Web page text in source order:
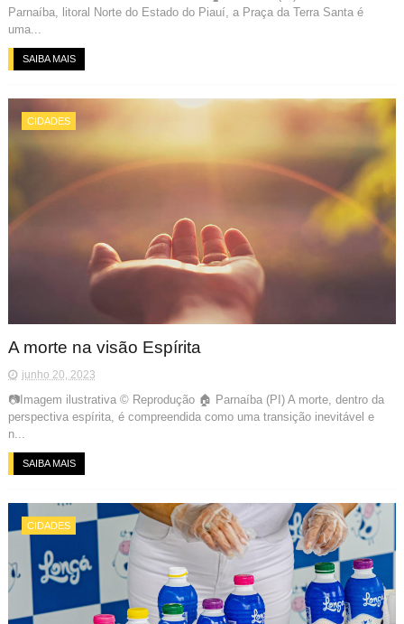
Parnaíba, litoral Norte do Estado do Piauí, a Praça da Terra Santa é
uma...
SAIBA MAIS
CIDADES
A morte na visão Espírita
junho 20, 2023
📷Imagem ilustrativa © Reprodução 🏠 Parnaíba (PI) A morte, dentro da
perspectiva espírita, é compreendida como uma transição inevitável e
n...
SAIBA MAIS
CIDADES